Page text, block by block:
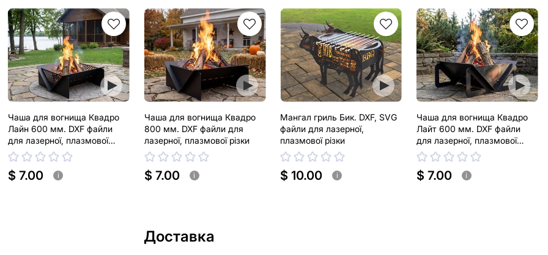
Чаша для вогнища Квадро
Лайн 600 мм. DXF файли
для лазерної, плазмової
різки
$ 7.00 i
Чаша для вогнища Квадро
800 мм. DXF файли для
лазерної, плазмової різки
$ 7.00 i
Мангал гриль Бик. DXF, SVG
файли для лазерної,
плазмової різки
$ 10.00 i
Чаша для вогнища Квадро
Лайт 600 мм. DXF файли
для лазерної, плазмової
різки
$ 7.00 i
Доставка